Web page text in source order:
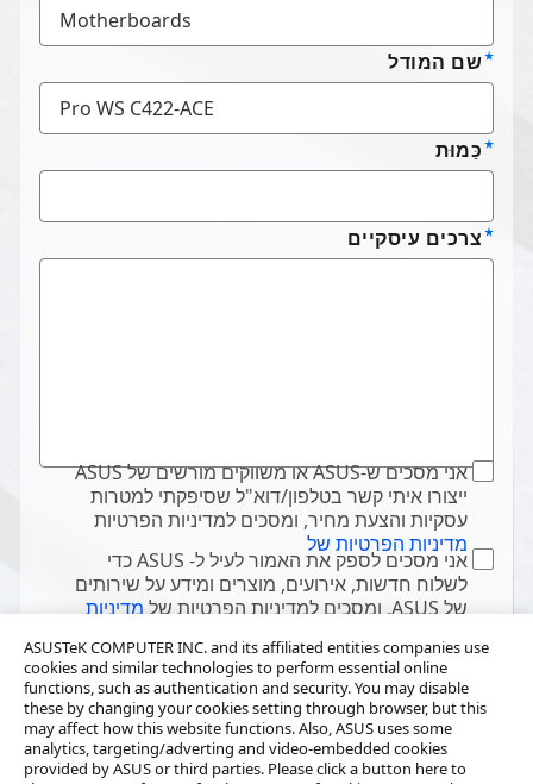
ASUSTeK COMPUTER INC. and its affiliated entities companies use
cookies and similar technologies to perform essential online
functions, such as authentication and security. You may disable
these by changing your cookies setting through browser, but this
may affect how this website functions. Also, ASUS uses some
analytics, targeting/adverting and video-embedded cookies
provided by ASUS or third parties. Please click a button here to
שם המודל
כַּמוּת
צרכים עיסקיים
אני מסכים ש-ASUS או משווקים מורשים של ASUS
ייצורו איתי קשר בטלפון/דוא"ל שסיפקתי למטרות
עסקיות והצעת מחיר, ומסכים למדיניות הפרטיות
מדיניות הפרטיות של
אני מסכים לספק את האמור לעיל ל- ASUS כדי
לשלוח חדשות, אירועים, מוצרים ומידע על שירותים
של ASUS, ומסכים למדיניות הפרטיות של
מדיניות